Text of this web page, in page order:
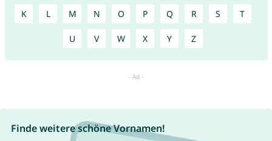
K L M N O P Q R S T
U V W X Y Z
Finde weitere schöne Vornamen!